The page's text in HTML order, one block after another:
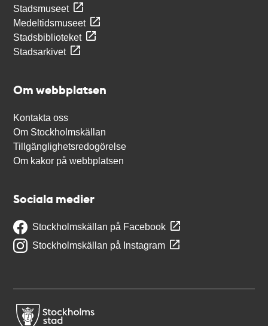
Stadsmuseet
Medeltidsmuseet
Stadsbiblioteket
Stadsarkivet
Om webbplatsen
Kontakta oss
Om Stockholmskällan
Tillgänglighetsredogörelse
Om kakor på webbplatsen
Sociala medier
Stockholmskällan på Facebook
Stockholmskällan på Instagram